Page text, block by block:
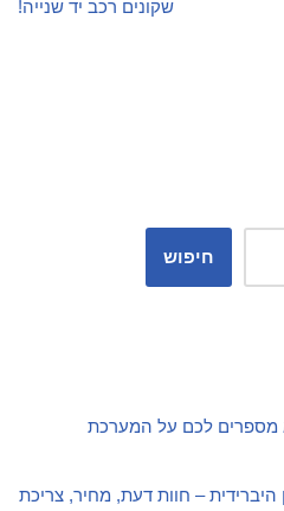
שקונים רכב יד שנייה!
חיפוש
מספרים לכם על המערכת
היברידית – חוות דעת, מחיר, צריכת